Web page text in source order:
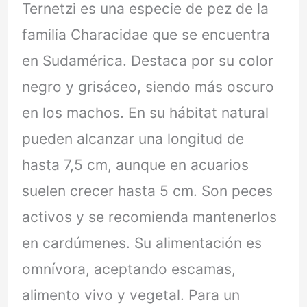
Ternetzi es una especie de pez de la
familia Characidae que se encuentra
en Sudamérica. Destaca por su color
negro y grisáceo, siendo más oscuro
en los machos. En su hábitat natural
pueden alcanzar una longitud de
hasta 7,5 cm, aunque en acuarios
suelen crecer hasta 5 cm. Son peces
activos y se recomienda mantenerlos
en cardúmenes. Su alimentación es
omnívora, aceptando escamas,
alimento vivo y vegetal. Para un